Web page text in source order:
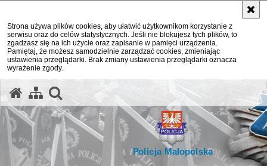
Strona używa plików cookies, aby ułatwić użytkownikom korzystanie z
serwisu oraz do celów statystycznych. Jeśli nie blokujesz tych plików, to
zgadzasz się na ich użycie oraz zapisanie w pamięci urządzenia.
Pamiętaj, że możesz samodzielnie zarządzać cookies, zmieniając
ustawienia przeglądarki. Brak zmiany ustawienia przeglądarki oznacza
wyrażenie zgody.
Policja Małopolska